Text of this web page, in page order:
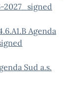
2027_signed
Agenda
Sud a.s.